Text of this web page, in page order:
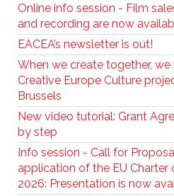
Online info session - Film
and recording are now
EACEA’s newsletter is out!
When we create together, we
Creative Europe Culture
Brussels
New video tutorial: Grant
by step
Info session - Call for
application of the EU Charter
2026: Presentation is now